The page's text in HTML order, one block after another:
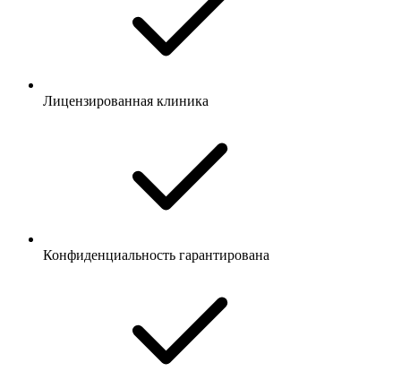
Лицензированная клиника
Конфиденциальность гарантирована